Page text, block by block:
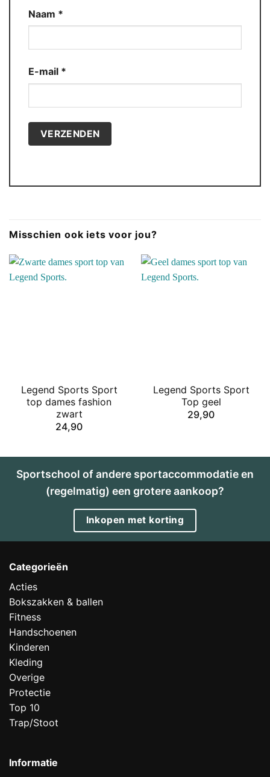
Naam *
E-mail *
Misschien ook iets voor jou?
Legend Sports Sport
top dames fashion
zwart
24,90
Legend Sports Sport
Top geel
29,90
Sportschool of andere sportaccommodatie en
(regelmatig) een grotere aankoop?
Inkopen met korting
Categorieën
Acties
Bokszakken & ballen
Fitness
Handschoenen
Kinderen
Kleding
Overige
Protectie
Top 10
Trap/Stoot
Informatie